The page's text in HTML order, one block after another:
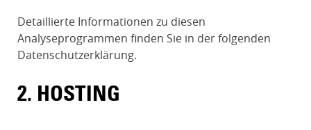
Detaillierte Informationen zu diesen
Analyseprogrammen finden Sie in der folgenden
Datenschutzerklärung.
2. HOSTING